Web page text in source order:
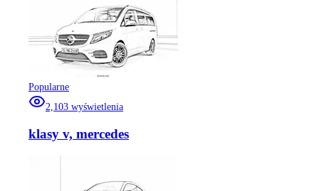
Popularne
2,103 wyświetlenia
klasy v, mercedes